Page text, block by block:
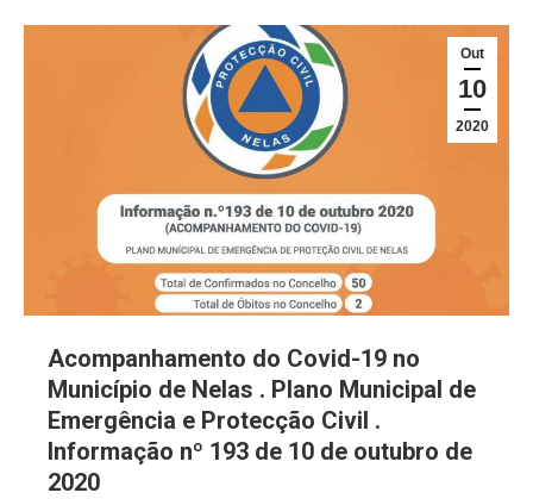
Out
10
2020
Acompanhamento do Covid-19 no
Município de Nelas . Plano Municipal de
Emergência e Protecção Civil .
Informação nº 193 de 10 de outubro de
2020